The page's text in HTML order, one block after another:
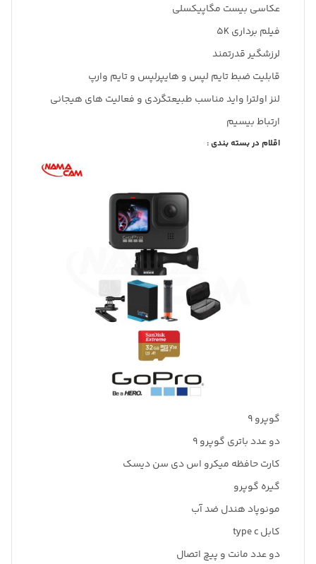
عکاسی بیست مگاپیکسلی
فیلم برداری 5K
لرزشگیر قدرتمند
قابلیت ضبط تایم لپس و هایپرلپس و تایم وارپ
لنز اولترا واید مناسب طبیعتگردی و فعالیت های هیجانی
ارتباط بیسیم
اقلام در بسته بندی :
گوپرو 9
دو عدد باتری گوپرو 9
کارت حافظه میکرو اس دی سن دیسک
گیره گوپرو
مونوپاد هندل ضد آب
کابل type c
دو عدد مانت و پیچ اتصال